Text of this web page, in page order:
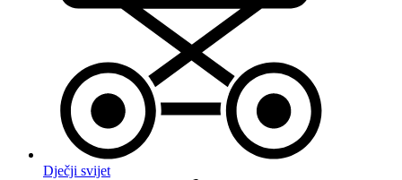
Dječji svijet